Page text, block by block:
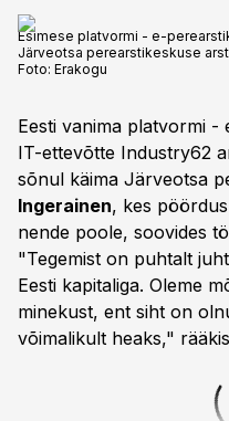
Esimese platvormi - e-
Järveotsa perearstikeskuse
Foto: Erakogu
Eesti vanima platvormi
IT-ettevõtte Industry62
sõnul käima Järveotsa
Ingerainen, kes
nende poole, soovides
"Tegemist on puhtalt
Eesti kapitaliga. Oleme
minekust, ent siht on
võimalikult heaks,"